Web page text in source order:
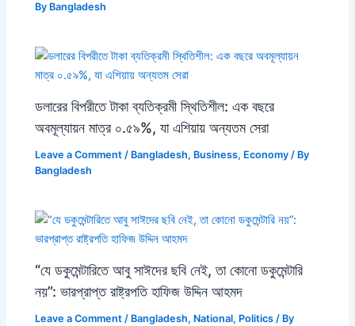
By Bangladesh
ডলারের বিপরীতে টাকা ব্যতিক্রমী স্থিতিশীল: এক বছরে
অবমূল্যায়ন মাত্র ০.৫৯%, যা এশিয়ায় অন্যতম সেরা
Leave a Comment / Bangladesh, Business, Economy / By
Bangladesh
“যে ডকুমেন্টারিতে আবু সাঈদের ছবি নেই, তা কোনো ডকুমেন্টারি
নয়”: ভারপ্রাপ্ত রাষ্ট্রপতি হাফিজ উদ্দিন আহমদ
Leave a Comment / Bangladesh, National, Politics / By